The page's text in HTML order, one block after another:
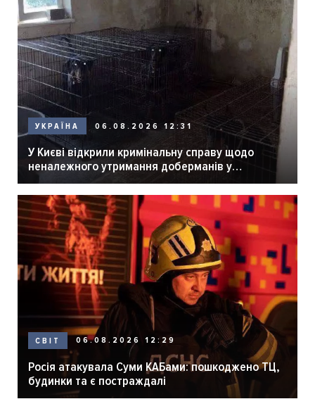
УКРАЇНА 06.08.2026 12:31
У Києві відкрили кримінальну справу щодо
неналежного утримання доберманів у
розпліднику
СВІТ 06.08.2026 12:29
Росія атакувала Суми КАБами: пошкоджено ТЦ,
будинки та є постраждалі